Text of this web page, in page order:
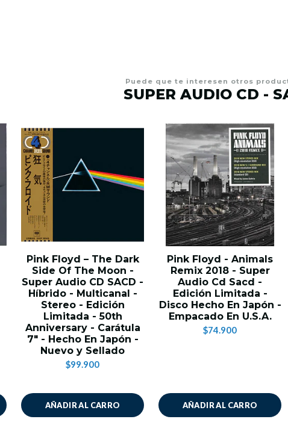
Puede que te interesen otros
SUPER AUDIO CD -
Pink Floyd – The Dark
Side Of The Moon -
Super Audio CD SACD -
Híbrido - Multicanal -
Stereo - Edición
Limitada - 50th
Anniversary - Carátula
7" - Hecho En Japón -
Nuevo y Sellado
$99.900
AÑADIR AL CARRO
Pink Floyd - Animals
Remix 2018 - Super
Audio Cd Sacd -
Edición Limitada -
Disco Hecho En Japón -
Empacado En U.S.A.
$74.900
AÑADIR AL CARRO